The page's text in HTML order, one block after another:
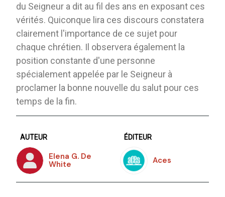
du Seigneur a dit au fil des ans en exposant ces
vérités. Quiconque lira ces discours constatera
clairement l'importance de ce sujet pour
chaque chrétien. Il observera également la
position constante d'une personne
spécialement appelée par le Seigneur à
proclamer la bonne nouvelle du salut pour ces
temps de la fin.
AUTEUR
Elena G. De
White
ÉDITEUR
Aces